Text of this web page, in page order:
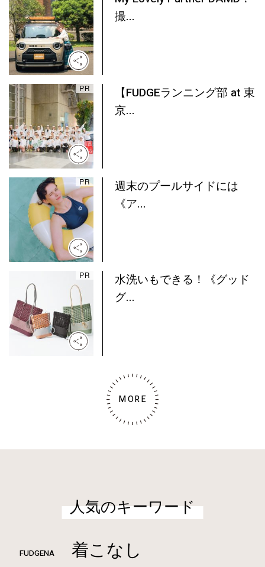
撮...
【FUDGEランニング部 at 東
京...
週末のプールサイドには
《ア...
水洗いもできる！《グッド
グ...
MORE
人気のキーワード
FUDGENA 着こなし